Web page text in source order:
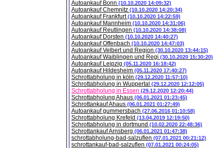
Autoankauf Bonn (10.10.2020 14:09:32)
Autoankauf Chemnitz (10.10.2020 14:20:34)
Autoankauf Frankfurt(10.10.2020 14:22:59)
Autoankauf Mannheim (10.10.2020 14:31:06)
Autoankauf Reutlingen (10.10.2020 14:38:08)
Autoankauf Dorsten (10.10.2020 14:40:27)
Autoankauf Offenbach (10.10.2020 14:47:03)
Autoankauf Velbert und Region (30.10.2020 13:44:15)
Autoankauf Waiblingen und Regi (30.10.2020 15:30:20)
Autoankauf Leipzig (05.11.2020 16:18:42)
Autoankauf Hildesheim (05.11.2020 17:40:27)
Schrottabholung in köln (29.12.2020 11:57:10)
Schrottabholung in Wuppertal (29.12.2020 12:12:05)
Schrottabholung in Essen (29.12.2020 12:20:44)
Schrottabholung Ahaus (06.01.2021 01:23:45)
Schrottankauf Ahaus (06.01.2021 01:27:49)
Autoankauf gummersbach (27.06.2016 01:10:58)
Schrottabholung Krefeld (13.04.2019 12:19:50)
Schrottabholung in dortmund (10.02.2020 22:48:36)
Schrottankauf Arnsberg (06.01.2021 01:47:38)
schrottabholung-bad-salzuflen (07.01.2021 00:21:12)
schrottankauf-bad-salzuflen (07.01.2021 00:24:05)